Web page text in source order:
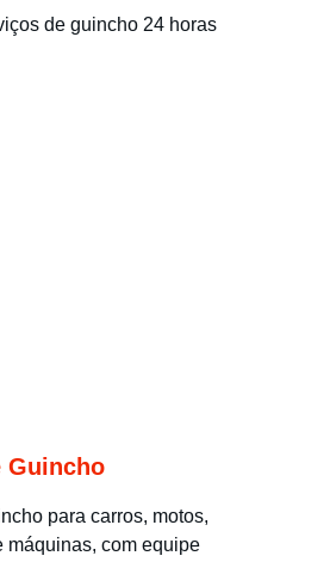
de guincho 24 horas
Guincho
para carros, motos,
máquinas, com equipe